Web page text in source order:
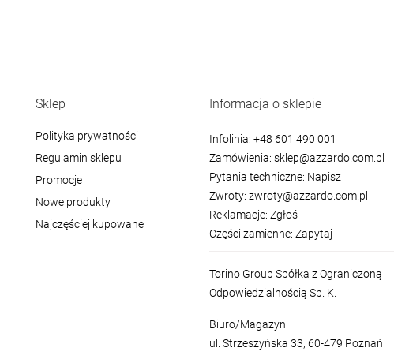
Sklep
Polityka prywatności
Regulamin sklepu
Promocje
Nowe produkty
Najczęściej kupowane
Informacja o sklepie
Infolinia: +48 601 490 001
Zamówienia: sklep@azzardo.com.pl
Pytania techniczne: Napisz
Zwroty: zwroty@azzardo.com.pl
Reklamacje: Zgłoś
Części zamienne: Zapytaj
Torino Group Spółka z Ograniczoną
Odpowiedzialnością Sp. K.
Biuro/Magazyn
ul. Strzeszyńska 33, 60-479 Poznań